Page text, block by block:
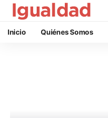
Inicio Quiénes Somos